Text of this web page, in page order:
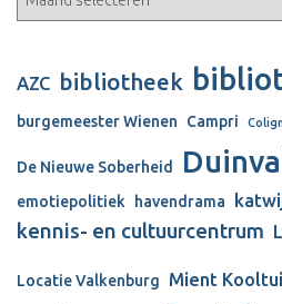
AZC bibliotheek
burgemeester Wienen Campri
De Nieuwe Soberheid
emotiepolitiek
havendrama
kennis- en cultuurcentrum
Locatie Valkenburg Mient